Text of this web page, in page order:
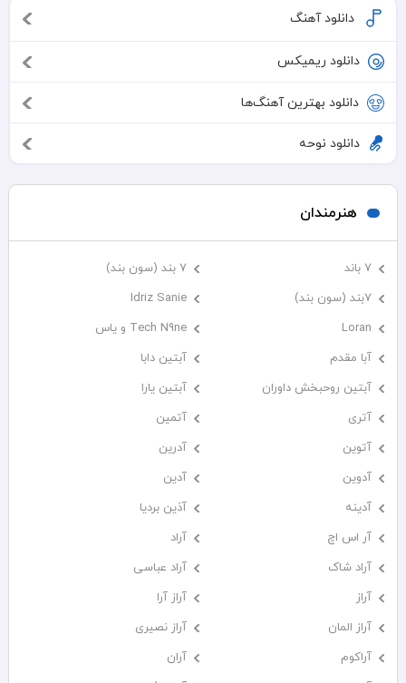
دانلود آهنگ
دانلود ریمیکس
دانلود بهترین آهنگ‌ها
دانلود نوحه
هنرمندان
7 باند
7 بند (سون بند)
۷بند (سون بند)
Idriz Sanie
Loran
Tech N9ne و یاس
آبا مقدم
آبتین دابا
آبتین روحبخش داوران
آبتین یارا
آتری
آتمین
آتوین
آدرین
آدوین
آدین
آدینه
آذین بردیا
آر اس اچ
آراد
آراد شاک
آراد عباسی
آراز
آراز آرا
آراز المان
آراز نصیری
آراکوم
آران